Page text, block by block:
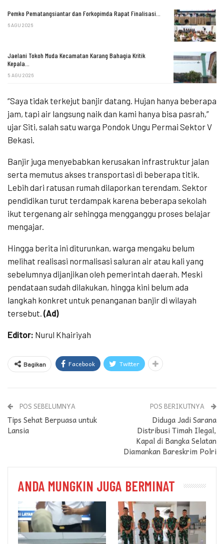
Pemko Pematangsiantar dan Forkopimda Rapat Finalisasi…
6 AGU 2026
Jaelani Tokoh Muda Kecamatan Karang Bahagia Kritik
Kepala…
5 AGU 2026
“Saya tidak terkejut banjir datang. Hujan hanya beberapa
jam, tapi air langsung naik dan kami hanya bisa pasrah,”
ujar Siti, salah satu warga Pondok Ungu Permai Sektor V
Bekasi.
Banjir juga menyebabkan kerusakan infrastruktur jalan
serta memutus akses transportasi di beberapa titik.
Lebih dari ratusan rumah dilaporkan terendam. Sektor
pendidikan turut terdampak karena beberapa sekolah
ikut tergenang air sehingga mengganggu proses belajar
mengajar.
Hingga berita ini diturunkan, warga mengaku belum
melihat realisasi normalisasi saluran air atau kali yang
sebelumnya dijanjikan oleh pemerintah daerah. Meski
pendataan sudah dilakukan, hingga kini belum ada
langkah konkret untuk penanganan banjir di wilayah
tersebut. (Ad)
Editor: Nurul Khairiyah
Bagikan Facebook Twitter
POS SEBELUMNYA
Tips Sehat Berpuasa untuk
Lansia
POS BERIKUTNYA
Diduga Jadi Sarana
Distribusi Timah Ilegal,
Kapal di Bangka Selatan
Diamankan Bareskrim Polri
ANDA MUNGKIN JUGA BERMINAT